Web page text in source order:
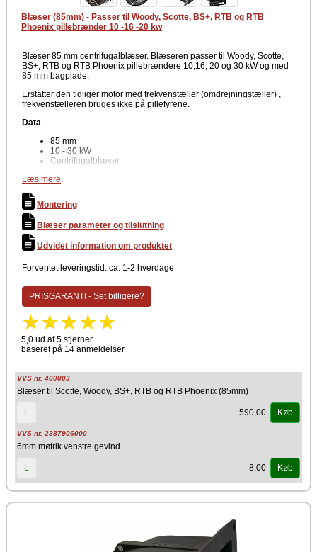
Blæser (85mm) - Passer til Woody, Scotte, BS+, RTB og RTB
Phoenix pillebrænder 10 -16 -20 kw
Blæser 85 mm centrifugalblæser. Blæseren passer til Woody, Scotte,
BS+, RTB og RTB Phoenix pillebrændere 10,16, 20 og 30 kW og med
85 mm bagplade.
Erstatter den tidliger motor med frekvenstæller (omdrejningstæller) ,
frekvenstælleren bruges ikke på pillefyrene.
Data
85 mm
10 - 30 kW
Centrifugalblæser
Blæseren er en skyggepols blæser og bruger ikke kondensator, da
Tilslutning
Blæseren tilsluttes på klemrækken på motorprintet med 2 ledninger
(Kan ikke vende forkert)
Anbefalet blæser parameter
Scotte/Woody 10 kW:
Lav (10 % drift) = 19
Midt (50 % drift) = 27
Scotte/Woody 16 kW:
Lav (10 % drift) = 19
Skal tilpasses og justeres til forholdene når den skiftes!
Læs mere
Montering
Blæser parameter og tilslutning
Udvidet information om produktet
Forventet leveringstid: ca. 1-2 hverdage
PRISGARANTI - Set billigere?
5,0 ud af 5 stjerner
baseret på 14 anmeldelser
VVS nr. 400003
Blæser til Scotte, Woody, BS+, RTB og RTB Phoenix (85mm)
L 590,00 Køb
VVS nr. 2387906000
6mm møtrik venstre gevind.
L 8,00 Køb